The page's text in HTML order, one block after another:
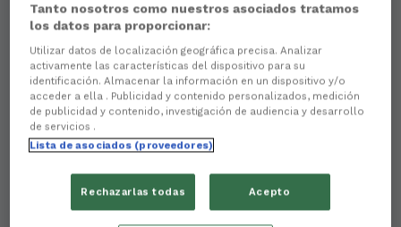
Tanto nosotros como nuestros asociados tratamos
los datos para proporcionar:
Utilizar datos de localización geográfica precisa. Analizar
activamente las características del dispositivo para su
identificación. Almacenar la información en un dispositivo y/o
acceder a ella . Publicidad y contenido personalizados, medición
de publicidad y contenido, investigación de audiencia y desarrollo
de servicios .
Lista de asociados (proveedores)
Rechazarlas todas Acepto